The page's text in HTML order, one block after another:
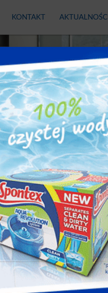
KONTAKT AKTUALNOŚCI